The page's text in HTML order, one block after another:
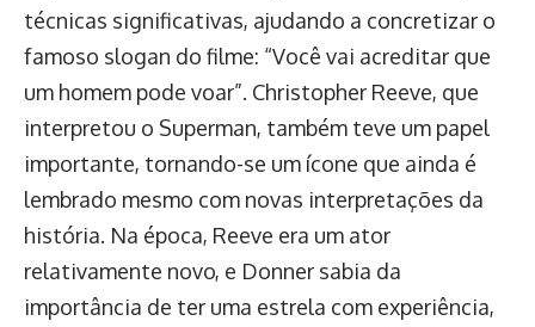
técnicas significativas, ajudando a concretizar o
famoso slogan do filme: “Você vai acreditar que
um homem pode voar”. Christopher Reeve, que
interpretou o Superman, também teve um papel
importante, tornando-se um ícone que ainda é
lembrado mesmo com novas interpretações da
história. Na época, Reeve era um ator
relativamente novo, e Donner sabia da
importância de ter uma estrela com experiência,